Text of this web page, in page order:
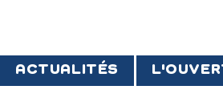
ACTUALITÉS